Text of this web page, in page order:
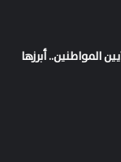
المواطنين.. أبرزها